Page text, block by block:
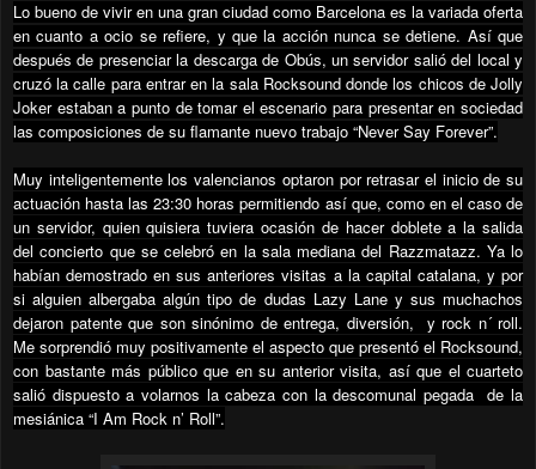
Lo bueno de vivir en una gran ciudad como Barcelona es la variada oferta
en cuanto a ocio se refiere, y que la acción nunca se detiene. Así que
después de presenciar la descarga de Obús, un servidor salió del local y
cruzó la calle para entrar en la sala Rocksound donde los chicos de Jolly
Joker estaban a punto de tomar el escenario para presentar en sociedad
las composiciones de su flamante nuevo trabajo “Never Say Forever”.
Muy inteligentemente los valencianos optaron por retrasar el inicio de su
actuación hasta las 23:30 horas permitiendo así que, como en el caso de
un servidor, quien quisiera tuviera ocasión de hacer doblete a la salida
del concierto que se celebró en la sala mediana del Razzmatazz. Ya lo
habían demostrado en sus anteriores visitas a la capital catalana, y por
si alguien albergaba algún tipo de dudas Lazy Lane y sus muchachos
dejaron patente que son sinónimo de entrega, diversión,
y rock n´ roll.
Me sorprendió muy positivamente el aspecto que presentó el Rocksound,
con bastante más público que en su anterior visita, así que el cuarteto
salió dispuesto a volarnos la cabeza con la descomunal pegada de la
mesiánica “I Am Rock n’ Roll”.